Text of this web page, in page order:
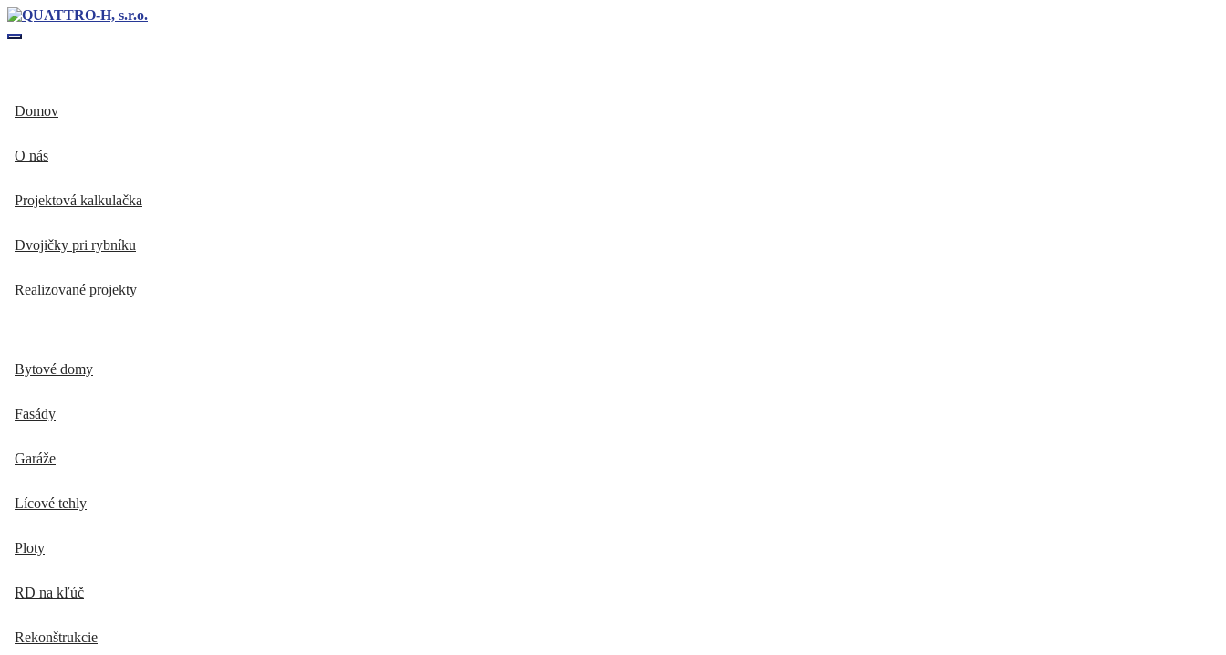
Toggle navigation
Domov
O nás
Projektová kalkulačka
Dvojičky pri rybníku
Realizované projekty
Bytové domy
Fasády
Garáže
Lícové tehly
Ploty
RD na kľúč
Rekonštrukcie